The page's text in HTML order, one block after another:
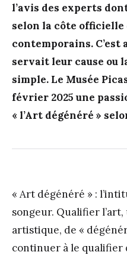
l’avis des experts
selon la côte officielle
contemporains. C’est
servait leur cause ou
simple. Le Musée
février 2025 une
« l’Art dégénéré »
« Art dégénéré » :
songeur. Qualifier
artistique, de «
continuer à le qualifier